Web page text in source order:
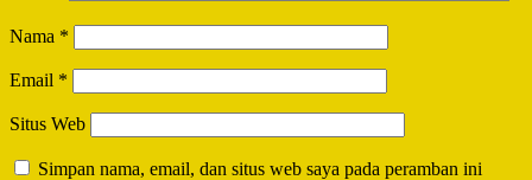
Nama *
Email *
Situs Web
Simpan nama, email, dan situs web saya pada peramban ini